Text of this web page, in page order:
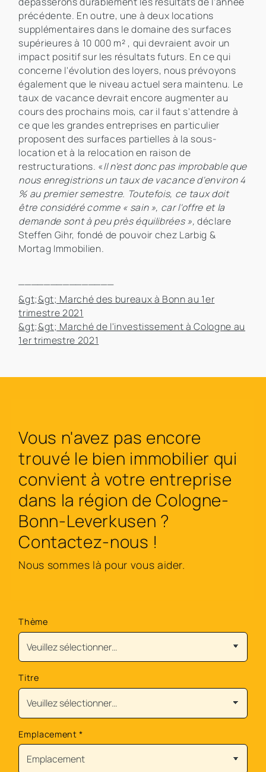
précédente. En outre, une à deux locations
supplémentaires dans le domaine des surfaces
supérieures à 10 000 m² , qui devraient avoir un
impact positif sur les résultats futurs. En ce qui
concerne l'évolution des loyers, nous prévoyons
également que le niveau actuel sera maintenu. Le
taux de vacance devrait encore augmenter au
cours des prochains mois, car il faut s'attendre à
ce que les grandes entreprises en particulier
proposent des surfaces partielles à la sous-
location et à la relocation en raison de
restructurations. «Il n'est donc pas improbable que
nous enregistrions un taux de vacance d'environ 4
% au premier semestre. Toutefois, ce taux doit
être considéré comme « sain », car l'offre et la
demande sont à peu près équilibrées », déclare
Steffen Gihr, fondé de pouvoir chez Larbig &
Mortag Immobilien.
&gt;&gt; Marché des bureaux à Bonn au 1er
trimestre 2021
&gt;&gt; Marché de l'investissement à Cologne au
1er trimestre 2021
Vous n'avez pas encore
trouvé le bien immobilier qui
convient à votre entreprise
dans la région de Cologne-
Bonn-Leverkusen ?
Contactez-nous !
Nous sommes là pour vous aider.
Thème
Titre
Emplacement*